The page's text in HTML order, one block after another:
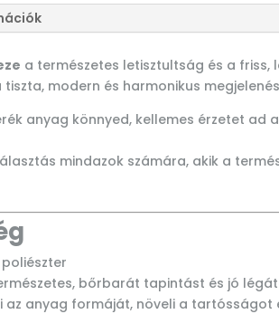
a természetes letisztultság és a
modern és harmonikus
anyag könnyed, kellemes érzetet
mindazok számára, akik a
poliészter
bőrbarát tapintást és jó
az anyag formáját, növeli a tartósságot